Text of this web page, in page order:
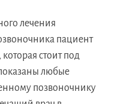
лечения
пациент
стоит под
любые
позвоночнику